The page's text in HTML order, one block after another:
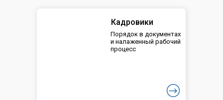
Кадровики
Порядок в документах
и налаженный рабочий
процесс